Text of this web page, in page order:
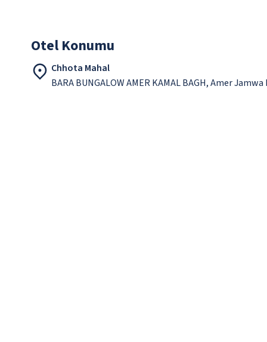
Otel Konumu
Chhota Mahal
BARA BUNGALOW AMER KAMAL BAGH, Amer